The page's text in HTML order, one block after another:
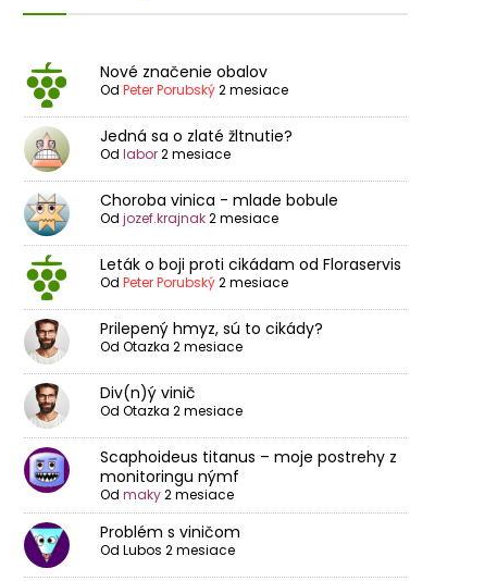
Nové značenie obalov
OdPeter Porubský 2 mesiace
Jedná sa o zlaté žltnutie?
Odlabor 2 mesiace
Choroba vinica - mlade bobule
Odjozef.krajnak 2 mesiace
Leták o boji proti cikádam od Floraservis
OdPeter Porubský 2 mesiace
Prilepený hmyz, sú to cikády?
OdOtazka 2 mesiace
Div(n)ý vinič
OdOtazka 2 mesiace
Scaphoideus titanus – moje postrehy z
monitoringu nýmf
Odmaky 2 mesiace
Problém s viničom
OdLubos 2 mesiace